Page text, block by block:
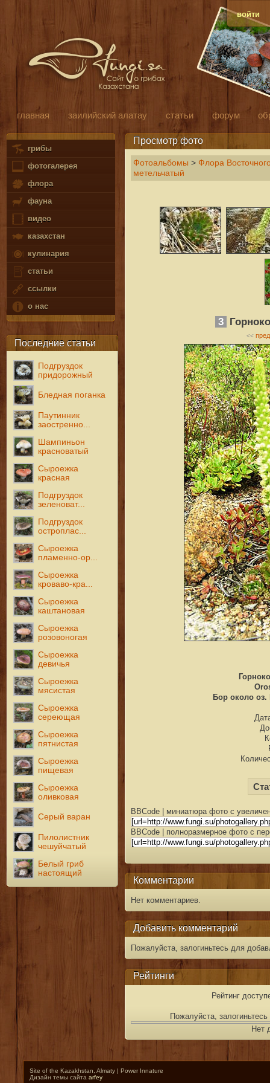
войти
главная заилийский алатау статьи форум
грибы
фотогалерея
флора
фауна
видео
казахстан
кулинария
статьи
ссылки
о нас
Последние статьи
Подгруздок
придорожный
Бледная поганка
Паутинник
заостренно...
Шампиньон
красноватый
Сыроежка
красная
Подгруздок
зеленоват...
Подгруздок
остроплас...
Сыроежка
пламенно-ор...
Сыроежка
кроваво-кра...
Сыроежка
каштановая
Сыроежка
розовоногая
Сыроежка
девичья
Сыроежка
мясистая
Сыроежка
сереющая
Сыроежка
пятнистая
Сыроежка
пищевая
Сыроежка
оливковая
Серый варан
Пилолистник
чешуйчатый
Белый гриб
настоящий
Просмотр фото
Фотоальбомы > Флора
метельчатый
3
<<
Бор около оз.
BBCode | миниатюра фото с
BBCode | полноразмерное фото с
Комментарии
Нет комментариев.
Добавить комментарий
Пожалуйста, залогиньтесь для
Рейтинги
Рейтинг
Пожалуйста,
Нет
Site of the Kazakhstan, Almaty | Power Innature
Дизайн темы сайта arfey